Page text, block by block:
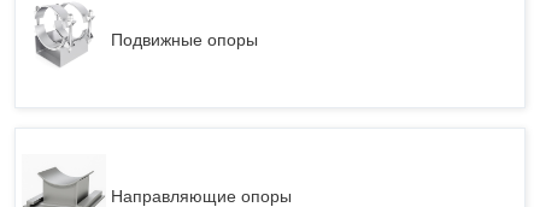
Подвижные опоры
Направляющие опоры